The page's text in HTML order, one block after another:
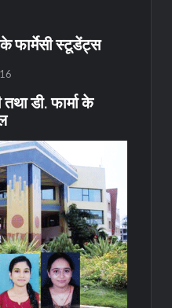
फार्मेसी स्टूडेंट्स
डी. फार्मा के